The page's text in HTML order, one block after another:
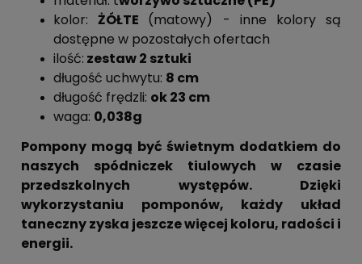
kolor:ŻÓŁTE (matowy) - inne kolory są
dostępne w pozostałych ofertach
ilość: zestaw 2 sztuki
długość uchwytu: 8 cm
długość frędzli: ok 23 cm
waga: 0,038g
Pompony mogą być świetnym dodatkiem do
naszych spódniczek tiulowych w czasie
przedszkolnych występów. Dzięki
wykorzystaniu pomponów, każdy układ
taneczny zyska jeszcze więcej koloru, radości i
energii.